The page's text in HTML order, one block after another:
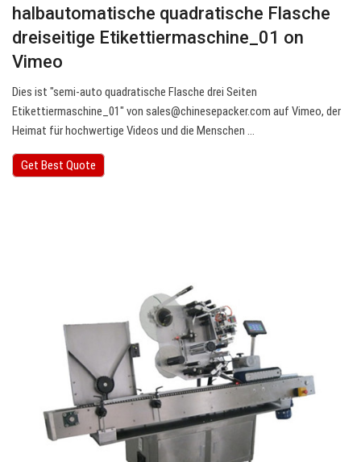
halbautomatische quadratische Flasche
dreiseitige Etikettiermaschine_01 on
Vimeo
Dies ist "semi-auto quadratische Flasche drei Seiten
Etikettiermaschine_01" von sales@chinesepacker.com auf Vimeo, der
Heimat für hochwertige Videos und die Menschen ...
Get Best Quote